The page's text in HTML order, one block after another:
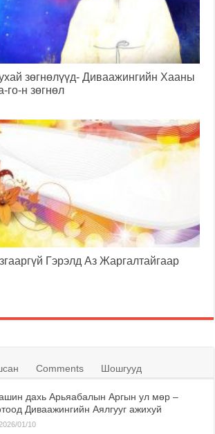
зөгнөлүүд- Диваажингийн Хааны
н зөгнөл
Гэрэлд Аз Жаргалтайгаар
Comments Шошгууд
дахь Арьяабалын Аргын ул мөр –
Диваажингийн Аялгууг ажихуй
2026/01/10